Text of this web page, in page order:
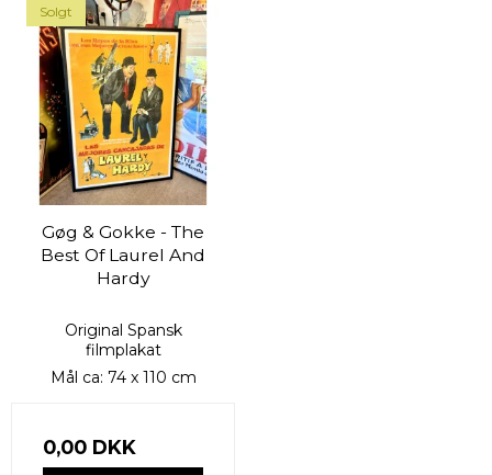
Solgt
Gøg & Gokke - The
Best Of Laurel And
Hardy
Original Spansk
filmplakat
Mål ca: 74 x 110 cm
0,00 DKK